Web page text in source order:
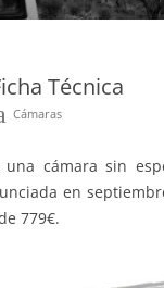
Técnica
Cámaras
una cámara sin
en
779€.